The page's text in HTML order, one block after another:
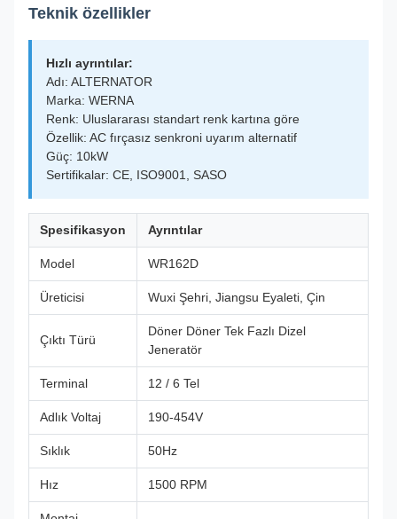
Teknik özellikler
Hızlı ayrıntılar:
Adı: ALTERNATOR
Marka: WERNA
Renk: Uluslararası standart renk kartına göre
Özellik: AC fırçasız senkroni uyarım alternatif
Güç: 10kW
Sertifikalar: CE, ISO9001, SASO
Spesifikasyon Ayrıntılar
Model WR162D
Üreticisi Wuxi Şehri, Jiangsu Eyaleti, Çin
Çıktı Türü
Döner Döner Tek Fazlı Dizel
Jeneratör
Terminal 12 / 6 Tel
Adlık Voltaj 190-454V
Sıklık 50Hz
Hız 1500 RPM